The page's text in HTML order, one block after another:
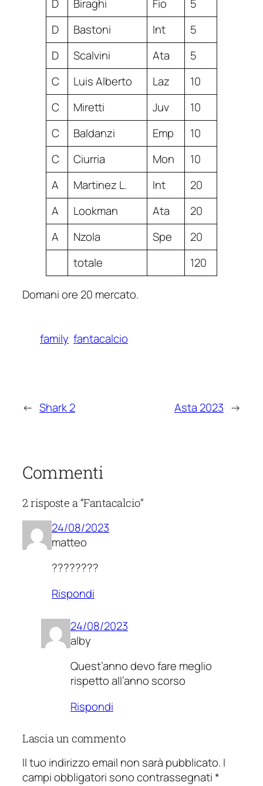
D Biraghi Fio
5
D
Bastoni Int
5
D
Scalvini Ata
5
C
Luis Alberto Laz
10
C
Miretti Juv
10
C
Baldanzi Emp
10
C
Ciurria Mon
10
A
Martinez L. Int
20
A
Lookman Ata
20
A
Nzola Spe
20
totale
120
Domani ore 20 mercato.
family fantacalcio
← Shark 2 Asta 2023 →
Commenti
2 risposte a “Fantacalcio”
24/08/2023
matteo
????????
Rispondi
24/08/2023
alby
Quest’anno devo fare meglio
rispetto all’anno scorso
Rispondi
Lascia un commento
Il tuo indirizzo email non sarà pubblicato. I
campi obbligatori sono contrassegnati*